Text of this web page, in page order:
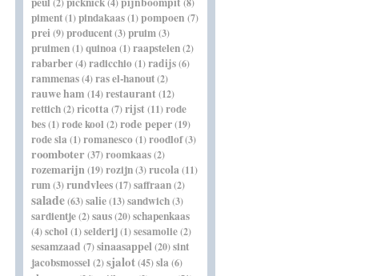
(2) (4) (8)
piment(1)pindakaas(1)pompoen (7)
prei (9)producent(3)pruim(3)
pruimen(1)quinoa (1)raapstelen(2)
rabarber(4)radicchio(1)radijs(6)
rammenas(4)ras el-hanout(2)
rauwe ham (14)restaurant(12)
rettich(2)ricotta(7)rijst(11)rode
bes(1)rode kool (2)rode peper(19)
rode sla (1)romanesco(1)roodlof(3)
roomboter(37)roomkaas(2)
rozemarijn(19)rozijn(3)rucola(11)
rum(3)rundvlees(17)saffraan(2)
salade(63)salie(13)sandwich(3)
sardientje(2)saus(20)schapenkaas
(4)schol (1)selderij(1)sesamolie(2)
sesamzaad (7)sinaasappel(20)sint
jacobsmossel (2)sjalot(45)sla(6)